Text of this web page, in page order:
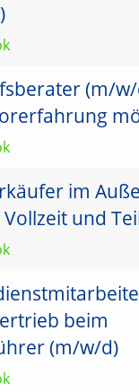
(m/w/
im
und
beim
(m/w/d)